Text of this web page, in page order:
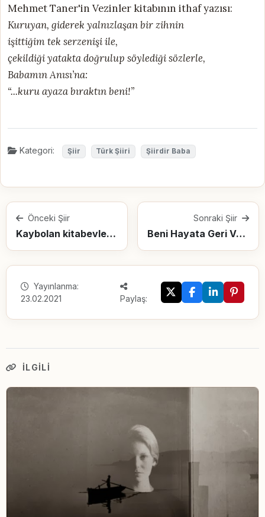
Mehmet Taner'in Vezinler kitabının ithaf yazısı:
Kuruyan, giderek yalnızlaşan bir zihnin
işittiğim tek serzenişi ile,
çekildiği yatakta doğrulup söylediği sözlerle,
Babamın Anısı’na:
“...kuru ayaza bıraktın beni!”
Kategori: Şiir Türk Şiiri Şiirdir Baba
Önceki Şiir
Kaybolan kitabevleri ve sığlaşan sosyal hayatımız
Sonraki Şiir
Beni Hayata Geri Verdiğin Sırada
Yayınlanma:
23.02.2021
Paylaş:
İLGILI